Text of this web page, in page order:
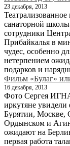
23 декабря, 2013
Театрализованное
санаторной
сотрудники
Прибайкалья в
чудес, особенно
нетерпением
подарков и
Фильм «Булаг»
16 декабря, 2013
Фото Сергея
иркутяне
Бурятии, Москве,
Ордынском и
ожидают на
первая работа